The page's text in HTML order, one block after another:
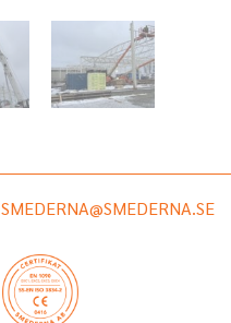
SMEDERNA@SMEDERNA.SE